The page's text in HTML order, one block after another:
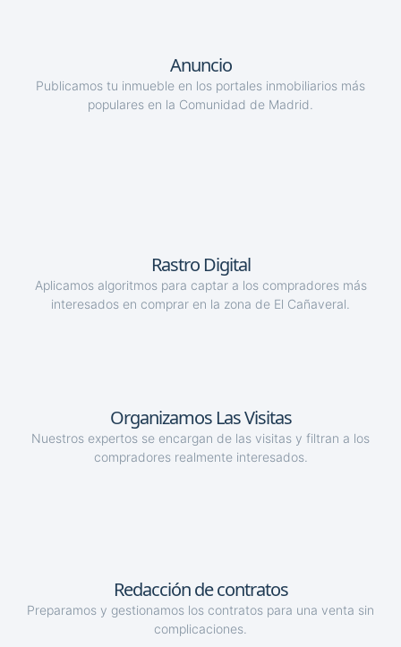
Anuncio
Publicamos tu inmueble en los portales inmobiliarios más
populares en la Comunidad de Madrid.
Rastro Digital
Aplicamos algoritmos para captar a los compradores más
interesados en comprar en la zona de El Cañaveral.
Organizamos Las Visitas
Nuestros expertos se encargan de las visitas y filtran a los
compradores realmente interesados.
Redacción de contratos
Preparamos y gestionamos los contratos para una venta sin
complicaciones.